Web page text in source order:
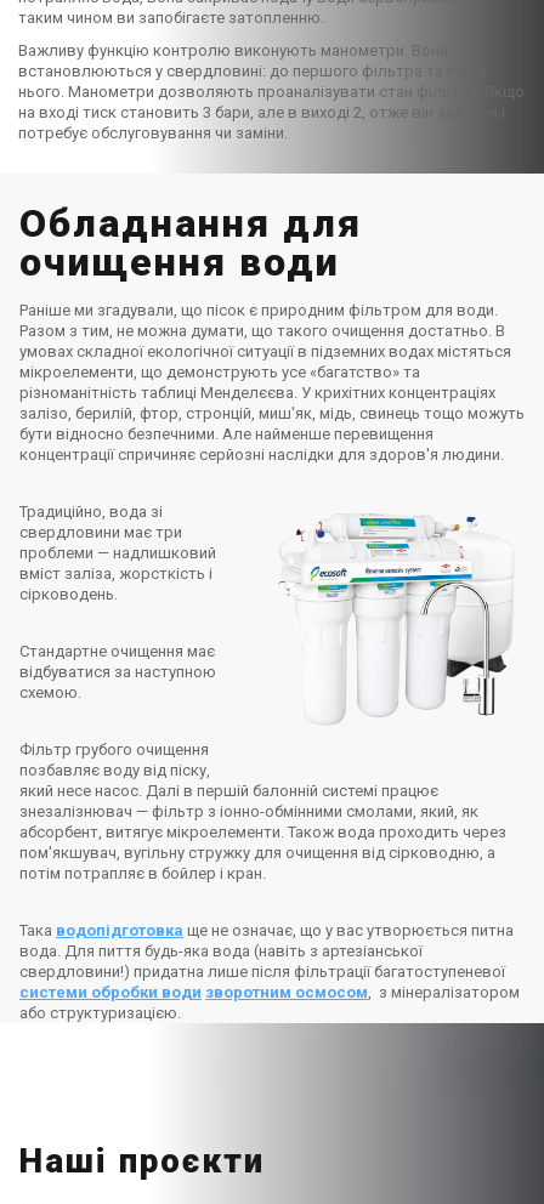
таким чином ви запобігаєте затопленню.
Важливу функцію контролю виконують манометри. Вони
встановлюються у свердловині: до першого фільтра та після
нього. Манометри дозволяють проаналізувати стан фільтра. Якщо
на вході тиск становить 3 бари, але в виході 2, отже він забився і
потребує обслуговування чи заміни.
Обладнання для
очищення води
Раніше ми згадували, що пісок є природним фільтром для води.
Разом з тим, не можна думати, що такого очищення достатньо. В
умовах складної екологічної ситуації в підземних водах містяться
мікроелементи, що демонструють усе «багатство» та
різноманітність таблиці Менделєєва. У крихітних концентраціях
залізо, берилій, фтор, стронцій, миш'як, мідь, свинець тощо можуть
бути відносно безпечними. Але найменше перевищення
концентрації спричиняє серйозні наслідки для здоров'я людини.
Традиційно, вода зі
свердловини має три
проблеми — надлишковий
вміст заліза, жорсткість і
сірководень.
Стандартне очищення має
відбуватися за наступною
схемою.
Фільтр грубого очищення
позбавляє воду від піску,
який несе насос. Далі в першій балонній системі працює
знезалізнювач — фільтр з іонно-обмінними смолами, який, як
абсорбент, витягує мікроелементи. Також вода проходить через
пом'якшувач, вугільну стружку для очищення від сірководню, а
потім потрапляє в бойлер і кран.
Така водопідготовка ще не означає, що у вас утворюється питна
вода. Для пиття будь-яка вода (навіть з артезіанської
свердловини!) придатна лише після фільтрації багатоступеневої
системи обробки води зворотним осмосом , з мінералізатором
або структуризацією.
Наші проєкти